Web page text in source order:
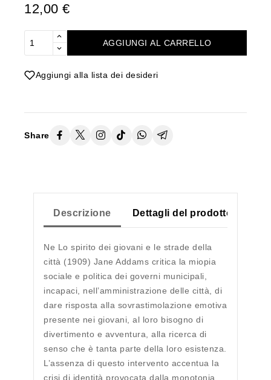
12,00 €
AGGIUNGI AL CARRELLO
Aggiungi alla lista dei desideri
Share
Descrizione Dettagli del prodotto
Ne Lo spirito dei giovani e le strade della
città (1909) Jane Addams critica la miopia
sociale e politica dei governi municipali,
incapaci, nell’amministrazione delle città, di
dare risposta alla sovrastimolazione emotiva
presente nei giovani, al loro bisogno di
divertimento e avventura, alla ricerca di
senso che è tanta parte della loro esistenza.
L’assenza di questo intervento accentua la
crisi di identità provocata dalla monotonia